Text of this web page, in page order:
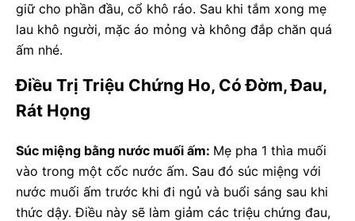
giữ cho phần đầu, cổ khô ráo. Sau khi tắm xong mẹ
lau khô người, mặc áo mỏng và không đắp chăn quá
ấm nhé.
Điều Trị Triệu Chứng Ho, Có Đờm, Đau,
Rát Họng
Súc miệng bằng nước muối ấm: Mẹ pha 1 thìa muối
vào trong một cốc nước ấm. Sau đó súc miệng với
nước muối ấm trước khi đi ngủ và buổi sáng sau khi
thức dậy. Điều này sẽ làm giảm các triệu chứng đau,